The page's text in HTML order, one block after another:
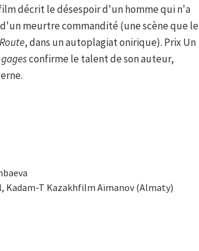
décrit le désespoir d'un homme qui n'a
meurtre commandité (une scène que le
, dans un autoplagiat onirique). Prix Un
confirme le talent de son auteur,
Kadam-T Kazakhfilm Aïmanov (Almaty)